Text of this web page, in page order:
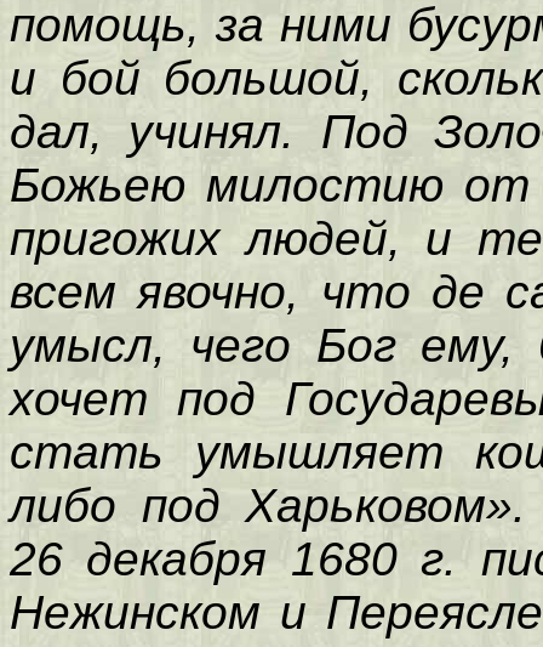
помощь, за ними
и бой большой,
дал, учинял. Под
Божьею милостию от
пригожих людей, и
всем явочно, что де
умысл, чего Бог ему,
хочет под
стать умышляет
либо под
26 декабря 1680 г.
Нежинском и